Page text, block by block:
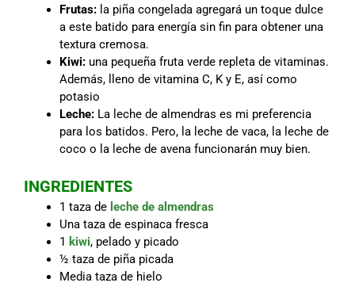
Frutas: la piña congelada agregará un toque dulce
a este batido para energía sin fin para obtener una
textura cremosa.
Kiwi: una pequeña fruta verde repleta de vitaminas.
Además, lleno de vitamina C, K y E, así como
potasio
Leche: La leche de almendras es mi preferencia
para los batidos. Pero, la leche de vaca, la leche de
coco o la leche de avena funcionarán muy bien.
INGREDIENTES
1 taza de leche de almendras
Una taza de espinaca fresca
1 kiwi, pelado y picado
½ taza de piña picada
Media taza de hielo